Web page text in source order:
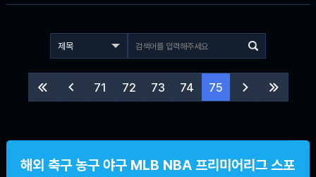
  71 72 73 74 75  
해외 축구 농구 야구 MLB NBA 프리미어리그 스포